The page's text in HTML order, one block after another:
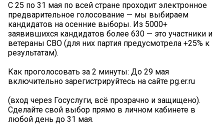
С 25 по 31 мая по всей стране проходит электронное
предварительное голосование — мы выбираем
кандидатов на осенние выборы. Из 5000+
заявившихся кандидатов более 630 — это участники и
ветераны СВО (для них партия предусмотрела +25% к
результатам).
Как проголосовать за 2 минуты: До 29 мая
включительно зарегистрируйтесь на сайте pg.er.ru
(вход через Госуслуги, всё прозрачно и защищено).
Сделайте свой выбор прямо в личном кабинете в
любой день до 31 мая.